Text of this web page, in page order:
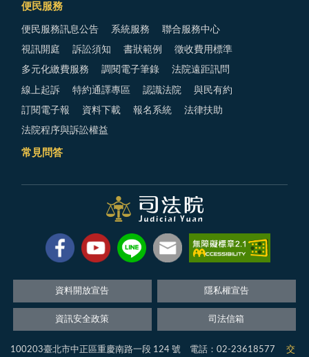
便民服務
便民服務訊息公告 系統服務 聯合服務中心
視訊開庭 訴訟須知 書狀範例 徵收費用標準
多元化繳費服務 調閱電子筆錄 法院遠距訊問
線上起訴 特約通譯專區 認識法院 與民有約
訂閱電子報 資料下載 報名系統 法律扶助
法院程序與訴訟權益
常見問答
資料開放宣告 隱私權宣告
資訊安全政策 司法信箱
100203臺北市中正區重慶南路一段 124 號 電話：02-23618577 交